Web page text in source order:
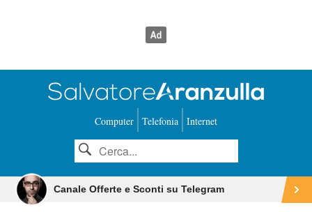
Computer Telefonia Internet
Canale Offerte e Sconti su Telegram